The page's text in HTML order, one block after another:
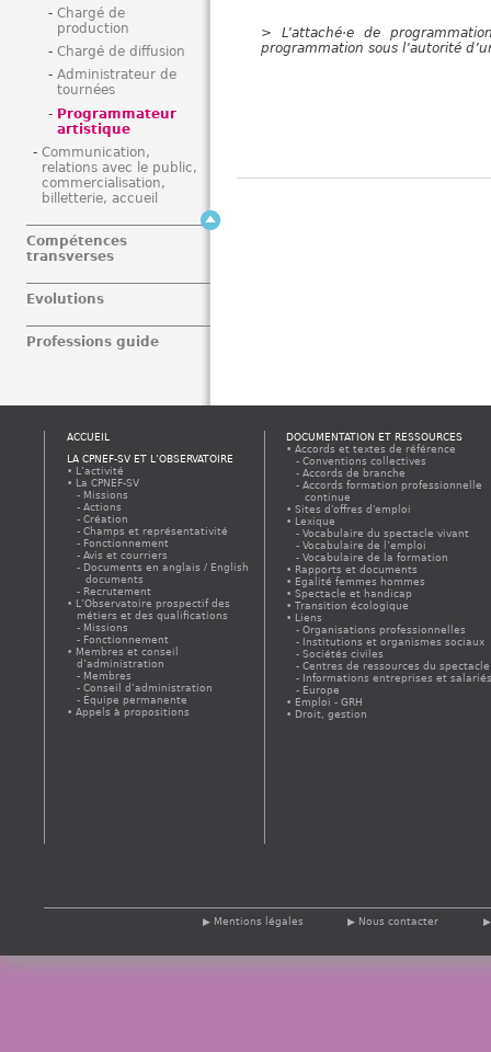
> L’attaché·e de
programmation sous l’autorité
Chargé de
production
Chargé de diffusion
Administrateur de
tournées
Programmateur
artistique
Communication,
relations avec le public,
commercialisation,
billetterie, accueil
Compétences
transverses
Evolutions
Professions guide
ACCUEIL
LA CPNEF-SV ET L’OBSERVATOIRE
L’activité
La CPNEF-SV
Missions
Actions
Création
Champs et représentativité
Fonctionnement
Avis et courriers
Documents en anglais / English
documents
Recrutement
L’Observatoire prospectif des
métiers et des qualifications
Missions
Fonctionnement
Membres et conseil
d’administration
Membres
Conseil d’administration
Équipe permanente
Appels à propositions
DOCUMENTATION ET RESSOURCES
Accords et textes de référence
Conventions collectives
Accords de branche
Accords formation professionnelle
continue
Sites d'offres d'emploi
Lexique
Vocabulaire du spectacle vivant
Vocabulaire de l’emploi
Vocabulaire de la formation
Rapports et documents
Egalité femmes hommes
Spectacle et handicap
Transition écologique
Liens
Organisations professionnelles
Institutions et organismes sociaux
Sociétés civiles
Centres de ressources du spectacle
Informations entreprises et
Europe
Emploi - GRH
Droit, gestion
Mentions légales Nous contacter